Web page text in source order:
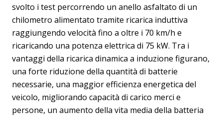
svolto i test percorrendo un anello asfaltato di un
chilometro alimentato tramite ricarica induttiva
raggiungendo velocità fino a oltre i 70 km/h e
ricaricando una potenza elettrica di 75 kW. Tra i
vantaggi della ricarica dinamica a induzione figurano,
una forte riduzione della quantità di batterie
necessarie, una maggior efficienza energetica del
veicolo, migliorando capacità di carico merci e
persone, un aumento della vita media della batteria